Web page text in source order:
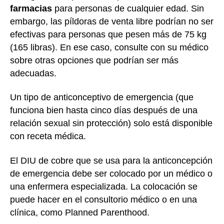
farmacias para personas de cualquier edad. Sin
embargo, las píldoras de venta libre podrían no ser
efectivas para personas que pesen más de 75 kg
(165 libras). En ese caso, consulte con su médico
sobre otras opciones que podrían ser más
adecuadas.
Un tipo de anticonceptivo de emergencia (que
funciona bien hasta cinco días después de una
relación sexual sin protección) solo está disponible
con receta médica.
El DIU de cobre que se usa para la anticoncepción
de emergencia debe ser colocado por un médico o
una enfermera especializada. La colocación se
puede hacer en el consultorio médico o en una
clínica, como Planned Parenthood.